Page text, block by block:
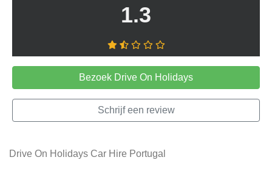
1.3
Bezoek Drive On Holidays
Schrijf een review
Drive On Holidays Car Hire Portugal